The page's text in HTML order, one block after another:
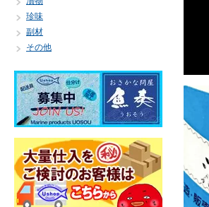
珍味
副材
その他